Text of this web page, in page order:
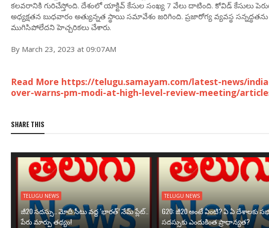
కలవరానికి గురిచేస్తోంది. దేశంలో యాక్టివ్ కేసుల సంఖ్య 7 వేలు దాటింది. కోవిడ్ కేసులు
అధ్యక్షతన బుధవారం అత్యున్నత స్థాయి సమావేశం జరిగింది. ప్రజారోగ్య వ్యవస్థ
ముగిసిపోలేదని హెచ్చరికలు చేశారు.
By March 23, 2023 at 09:07AM
Read More https://telugu.samayam.com/latest-news/
over-warns-pm-modi-at-high-level-review-meeting/
SHARE THIS
TELUGU NEWS
జీ20 సదస్సు.. మోదీ సీటు వద్ద ‘భారత్’ నేమ్ ప్లేట్‌..
పేరు మార్పు తథ్యం!
TELUGU NEWS
G20: జీ20 అంటే ఏంటి? ఏ ఏ దేశాలకు
సదస్సుకు ఎందుకింత ప్రాధాన్యత?